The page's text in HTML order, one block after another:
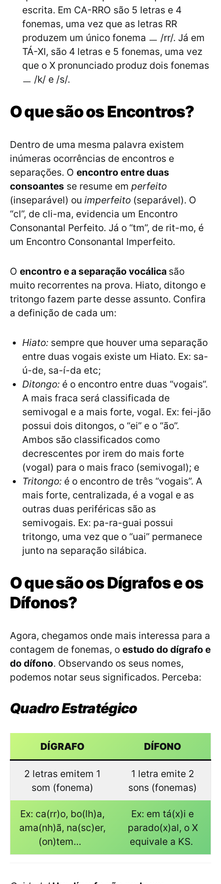
escrita. Em CA-RRO são 5 letras e 4
fonemas, uma vez que as letras RR
produzem um único fonema ㅡ /rr/. Já em
TÁ-XI, são 4 letras e 5 fonemas, uma vez
que o X pronunciado produz dois fonemas
ㅡ /k/ e /s/.
O que são os Encontros?
Dentro de uma mesma palavra existem
inúmeras ocorrências de encontros e
separações. O encontro entre duas
consoantes se resume em perfeito
(inseparável) ou imperfeito (separável). O
“cl”, de cli-ma, evidencia um Encontro
Consonantal Perfeito. Já o “tm”, de rit-mo, é
um Encontro Consonantal Imperfeito.
O encontro e a separação vocálica são
muito recorrentes na prova. Hiato, ditongo e
tritongo fazem parte desse assunto. Confira
a definição de cada um:
Hiato: sempre que houver uma separação
entre duas vogais existe um Hiato. Ex: sa-
ú-de, sa-í-da etc;
Ditongo: é o encontro entre duas “vogais”.
A mais fraca será classificada de
semivogal e a mais forte, vogal. Ex: fei-jão
possui dois ditongos, o “ei” e o “ão”.
Ambos são classificados como
decrescentes por irem do mais forte
(vogal) para o mais fraco (semivogal); e
Tritongo: é o encontro de três “vogais”. A
mais forte, centralizada, é a vogal e as
outras duas periféricas são as
semivogais. Ex: pa-ra-guai possui
tritongo, uma vez que o “uai” permanece
junto na separação silábica.
O que são os Dígrafos e os
Dífonos?
Agora, chegamos onde mais interessa para a
contagem de fonemas, o estudo do dígrafo e
do dífono. Observando os seus nomes,
podemos notar seus significados. Perceba:
Quadro Estratégico
DÍGRAFO DÍFONO
2 letras emitem 1
som (fonema)
1 letra emite 2
sons (fonemas)
Ex: ca(rr)o, bo(lh)a,
ama(nh)ã, na(sc)er,
(on)tem…
Ex: em tá(x)i e
parado(x)al, o X
equivale a KS.